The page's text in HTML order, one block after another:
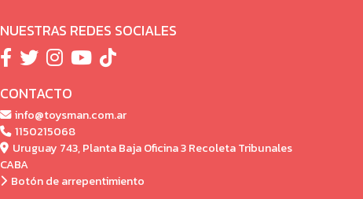
NUESTRAS REDES SOCIALES
CONTACTO
info@toysman.com.ar
1150215068
Uruguay 743, Planta Baja Oficina 3 Recoleta Tribunales
CABA
Botón de arrepentimiento